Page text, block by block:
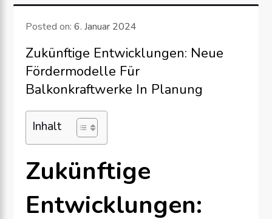
Posted on:6. Januar 2024
Zukünftige Entwicklungen: Neue
Fördermodelle Für
Balkonkraftwerke In Planung
Inhalt
Zukünftige
Entwicklungen: